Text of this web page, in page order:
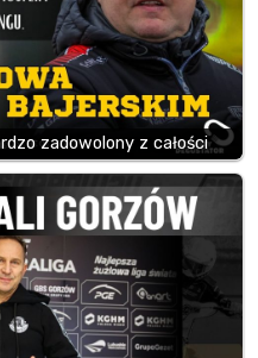
zadowolony z całości